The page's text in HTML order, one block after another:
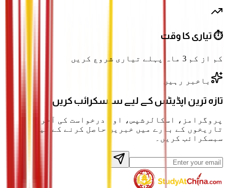
⏱️ تیاری کا وقت
کم از کم 3 ماہ پہلے تیاری شروع کریں
باخبر رہیں
تازہ ترین اپڈیٹس کے لیے سبسکرائب کریں
پروگرامز، اسکالرشپس، اور درخواست کی آخری
تاریخوں کے بارے میں خبریں حاصل کرنے کے لیے
سبسکرائب کریں۔